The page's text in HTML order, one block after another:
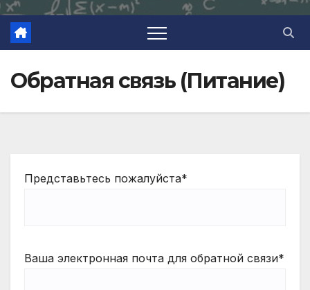
Обратная связь (Питание)
Представьтесь пожалуйста*
Ваша электронная почта для обратной связи*